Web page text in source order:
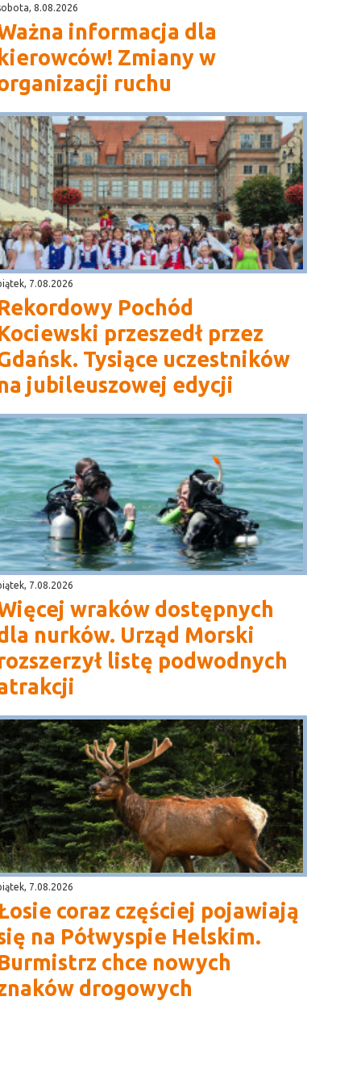
8.08.2026
informacja dla
kierowców! Zmiany w
ruchu
7.08.2026
Pochód
przeszedł przez
Tysiące uczestników
jubileuszowej edycji
7.08.2026
wraków dostępnych
nurków. Urząd Morski
listę podwodnych
7.08.2026
coraz częściej pojawiają
na Półwyspie Helskim.
chce nowych
drogowych